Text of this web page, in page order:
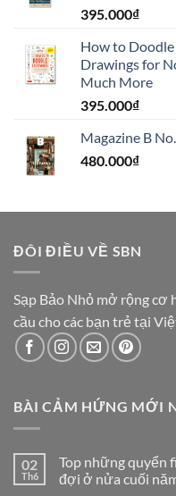
395.000₫
How to Doodle
Drawings for
Much More
395.000₫
Magazine B
480.000₫
ĐÔI ĐIỀU VỀ SBN
Sạp Bảo Nhỏ mở rộng
cầu cho các bạn trẻ tại
BÀI CẢM HỨNG MỚI
02
Th6
Top những quyển
đợi ở nửa cuối